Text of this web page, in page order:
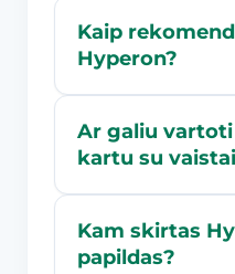
Kaip
Hyperon?
Ar galiu vartoti
kartu su
Kam skirtas
papildas?